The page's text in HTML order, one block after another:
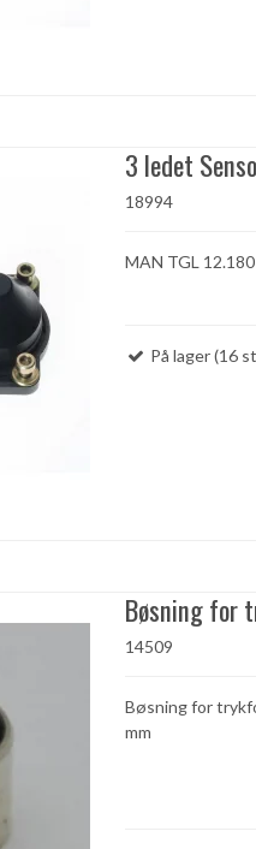
3 ledet
18994
MAN TGL
På lager (16
Bøsning for
14509
Bøsning for
mm